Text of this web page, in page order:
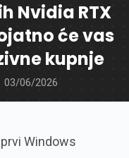
Nvidia RTX
će vas
kupnje
03/06/2026
prvi Windows